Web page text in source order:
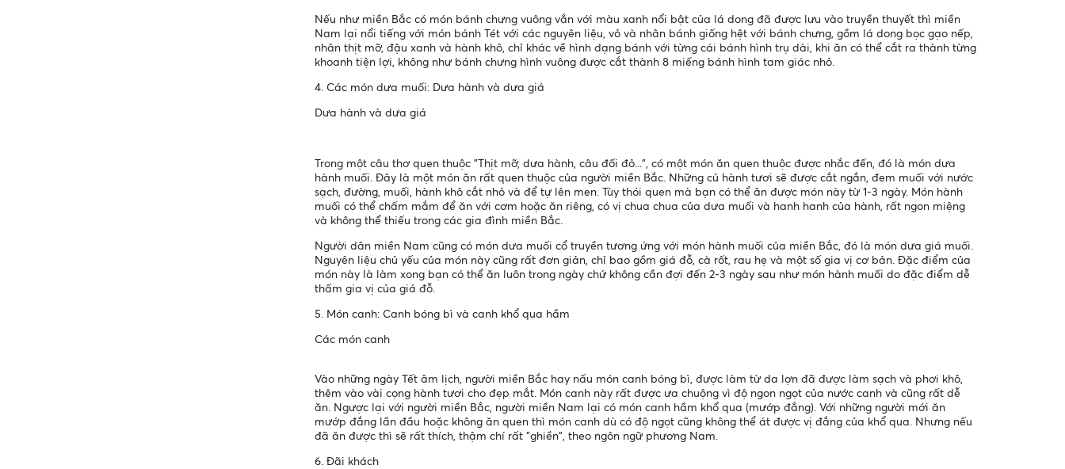
Nếu như miền Bắc có món bánh chưng vuông vắn với màu xanh nổi bật của lá dong đã được lưu vào truyền thuyết thì miền
Nam lại nổi tiếng với món bánh Tét với các nguyên liệu, vỏ và nhân bánh giống hệt với bánh chưng, gồm lá dong bọc gạo nếp,
nhân thịt mỡ, đậu xanh và hành khô, chỉ khác về hình dạng bánh với từng cái bánh hình trụ dài, khi ăn có thể cắt ra thành từng
khoanh tiện lợi, không như bánh chưng hình vuông được cắt thành 8 miếng bánh hình tam giác nhỏ.
4. Các món dưa muối: Dưa hành và dưa giá
Dưa hành và dưa giá
Trong một câu thơ quen thuộc "Thịt mỡ, dưa hành, câu đối đỏ...", có một món ăn quen thuộc được nhắc đến, đó là món dưa
hành muối. Đây là một món ăn rất quen thuộc của người miền Bắc. Những củ hành tươi sẽ được cắt ngắn, đem muối với nước
sạch, đường, muối, hành khô cắt nhỏ và để tự lên men. Tùy thói quen mà bạn có thể ăn được món này từ 1-3 ngày. Món hành
muối có thể chấm mắm để ăn với cơm hoặc ăn riêng, có vị chua chua của dưa muối và hanh hanh của hành, rất ngon miệng
và không thể thiếu trong các gia đình miền Bắc.
Người dân miền Nam cũng có món dưa muối cổ truyền tương ứng với món hành muối của miền Bắc, đó là món dưa giá muối.
Nguyên liệu chủ yếu của món này cũng rất đơn giản, chỉ bao gồm giá đỗ, cà rốt, rau hẹ và một số gia vị cơ bản. Đặc điểm của
món này là làm xong bạn có thể ăn luôn trong ngày chứ không cần đợi đến 2-3 ngày sau như món hành muối do đặc điểm dễ
thấm gia vị của giá đỗ.
5. Món canh: Canh bóng bì và canh khổ qua hầm
Các món canh
Vào những ngày Tết âm lịch, người miền Bắc hay nấu món canh bóng bì, được làm từ da lợn đã được làm sạch và phơi khô,
thêm vào vài cọng hành tươi cho đẹp mắt. Món canh này rất được ưa chuộng vì độ ngon ngọt của nước canh và cũng rất dễ
ăn. Ngược lại với người miền Bắc, người miền Nam lại có món canh hầm khổ qua (mướp đắng). Với những người mới ăn
mướp đắng lần đầu hoặc không ăn quen thì món canh dù có độ ngọt cũng không thể át được vị đắng của khổ qua. Nhưng nếu
đã ăn được thì sẽ rất thích, thậm chí rất "ghiền", theo ngôn ngữ phương Nam.
6. Đãi khách